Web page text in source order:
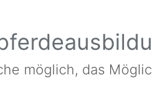
möglich, das